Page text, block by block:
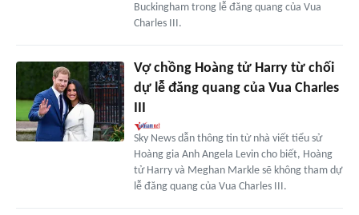
Buckingham trong lễ đăng quang của Vua
Charles III.
Vợ chồng Hoàng tử Harry từ chối
dự lễ đăng quang của Vua Charles
Sky News dẫn thông tin từ nhà viết tiểu sử
Hoàng gia Anh Angela Levin cho biết, Hoàng
tử Harry và Meghan Markle sẽ không tham dự
lễ đăng quang của Vua Charles III.